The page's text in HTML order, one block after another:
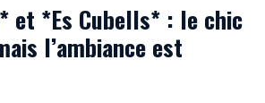
et *Es Cubells* : le chic
l’ambiance est